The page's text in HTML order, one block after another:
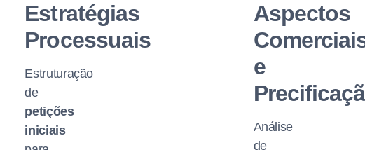
Estratégias
Processuais
Estruturação
de
petições
iniciais
Aspectos
e
Análise
de